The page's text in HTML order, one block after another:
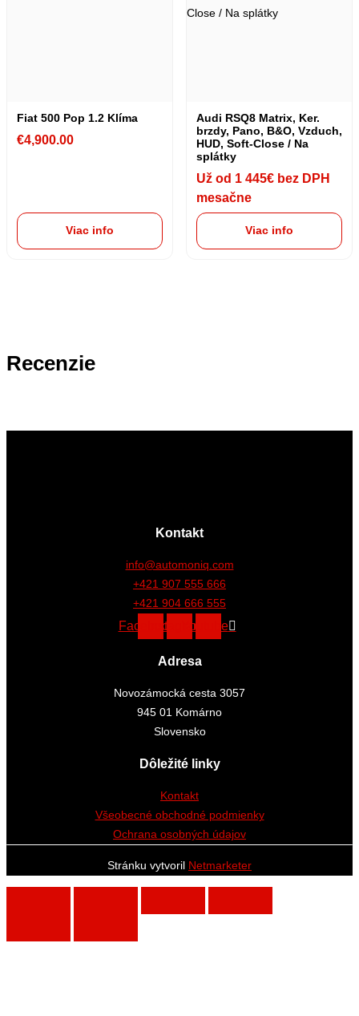
Fiat 500 Pop 1.2 Klíma
€4,900.00
Viac info
Audi RSQ8 Matrix, Ker.
brzdy, Pano, B&O, Vzduch,
HUD, Soft-Close / Na
splátky
Už od 1 445€ bez DPH
mesačne
Viac info
Recenzie
Kontakt
info@automoniq.com
+421 907 555 666
+421 904 666 555
FacebookInstagramYoutube
Adresa
Novozámocká cesta 3057
945 01 Komárno
Slovensko
Dôležité linky
Kontakt
Všeobecné obchodné podmienky
Ochrana osobných údajov
Stránku vytvoril Netmarketer